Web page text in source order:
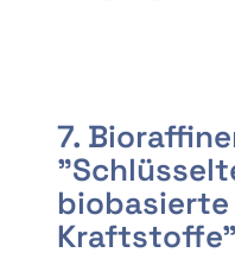
7.
Kraftstoffe"